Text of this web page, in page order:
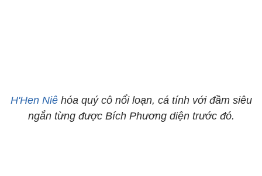
H'Hen Niêhóa quý cô nổi loạn, cá tính với đầm siêu
ngắn từng được Bích Phương diện trước đó.